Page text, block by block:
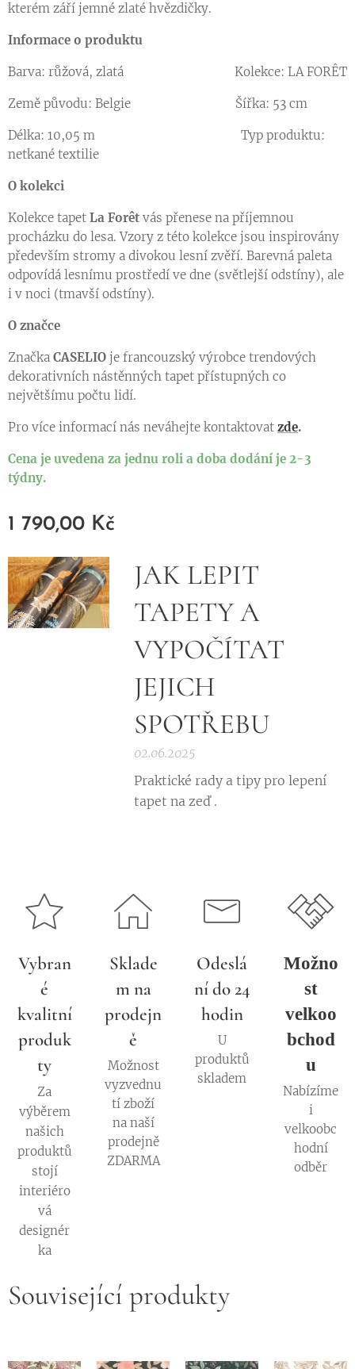
kterém září jemné zlaté hvězdičky.
Informace o produktu
Barva: růžová, zlatá Kolekce: LA FORÊT
Země původu: Belgie Šířka: 53 cm
Délka: 10,05 m Typ produktu:
netkané textilie
O kolekci
Kolekce tapet La Forêt vás přenese na příjemnou
procházku do lesa. Vzory z této kolekce jsou inspirovány
především stromy a divokou lesní zvěří. Barevná paleta
odpovídá lesnímu prostředí ve dne (světlejší odstíny), ale
i v noci (tmavší odstíny).
O značce
Značka CASELIO je francouzský výrobce trendových
dekorativních nástěnných tapet přístupných co
největšímu počtu lidí.
Pro více informací nás neváhejte kontaktovat zde.
Cena je uvedena za jednu roli a doba dodání je 2-3
týdny.
1 790,00 Kč
JAK LEPIT
TAPETY A
VYPOČÍTAT
JEJICH
SPOTŘEBU
02.06.2025
Praktické rady a tipy pro lepení
tapet na zeď .
Vybran
é
kvalitní
produk
ty
Za
výběrem
našich
produktů
stojí
interiéro
vá
designér
ka
Sklade
m na
prodejn
ě
Možnost
vyzvednu
tí zboží
na naší
prodejně
ZDARMA
Odeslá
ní do 24
hodin
U
produktů
skladem
Možno
st
velkoo
bchod
u
Nabízíme
i
velkoobc
hodní
odběr
Související produkty